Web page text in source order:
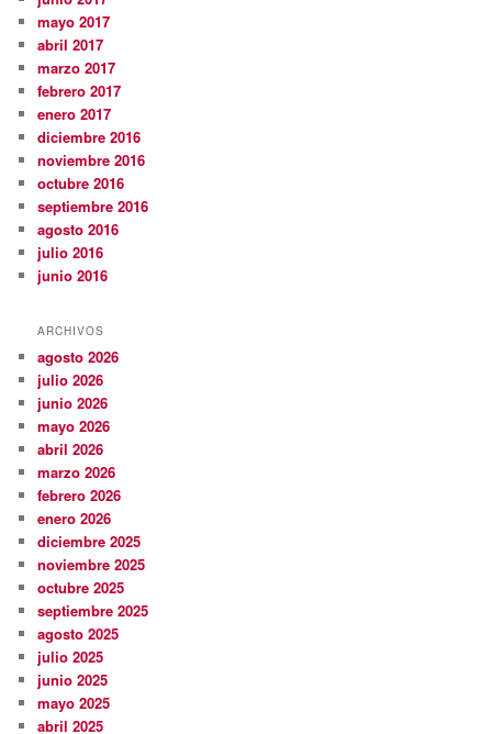
mayo 2017
abril 2017
marzo 2017
febrero 2017
enero 2017
diciembre 2016
noviembre 2016
octubre 2016
septiembre 2016
agosto 2016
julio 2016
junio 2016
ARCHIVOS
agosto 2026
julio 2026
junio 2026
mayo 2026
abril 2026
marzo 2026
febrero 2026
enero 2026
diciembre 2025
noviembre 2025
octubre 2025
septiembre 2025
agosto 2025
julio 2025
junio 2025
mayo 2025
abril 2025